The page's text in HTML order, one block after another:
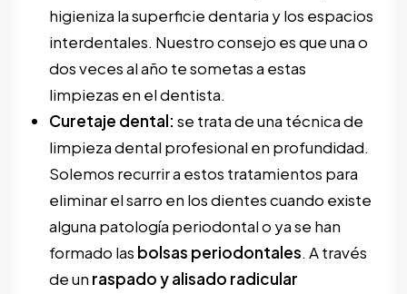
higieniza la superficie dentaria y los espacios
interdentales. Nuestro consejo es que una o
dos veces al año te sometas a estas
limpiezas en el dentista.
Curetaje dental: se trata de una técnica de
limpieza dental profesional en profundidad.
Solemos recurrir a estos tratamientos para
eliminar el sarro en los dientes cuando existe
alguna patología periodontal o ya se han
formado las bolsas periodontales. A través
de un raspado y alisado radicular